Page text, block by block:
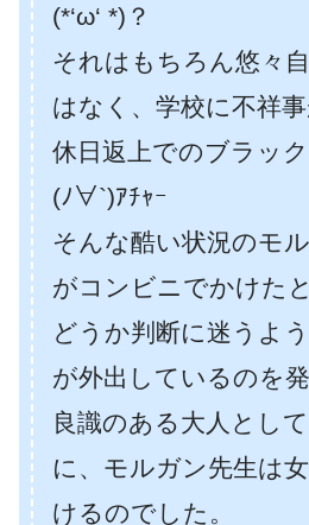
(*‘ω‘ *)？
それはもちろん悠々
はなく、学校に不祥
休日返上でのブラック
(ﾉ∀`)ｱﾁｬｰ
そんな酷い状況のモ
がコンビニでかけた
どうか判断に迷うよ
が外出しているのを発
良識のある大人とし
に、モルガン先生は
けるのでした。